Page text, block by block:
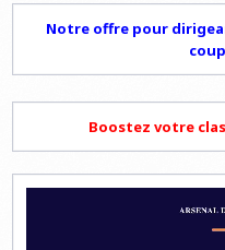
Notre offre pour
Boostez votre